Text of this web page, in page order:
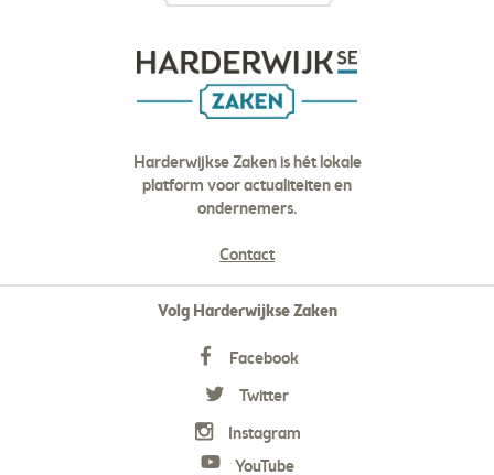
Harderwijkse Zaken is hét lokale
platform voor actualiteiten en
ondernemers.
Contact
Volg Harderwijkse Zaken
Facebook
Twitter
Instagram
YouTube